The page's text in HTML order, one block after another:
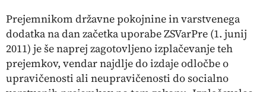
Prejemnikom državne pokojnine in varstvenega
dodatka na dan začetka uporabe ZSVarPre (1. junij
2011) je še naprej zagotovljeno izplačevanje teh
prejemkov, vendar najdlje do izdaje odločbe o
upravičenosti ali neupravičenosti do socialno